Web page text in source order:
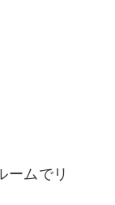
ームでリ